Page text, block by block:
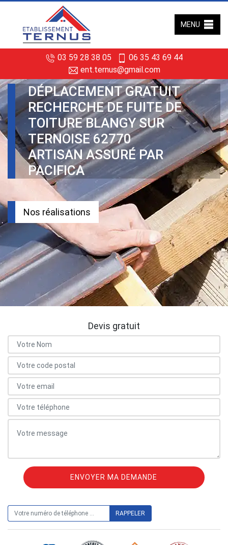
03 59 28 38 05
06 35 43 69 44
ent.ternus@gmail.com
MENU
DÉPLACEMENT GRATUIT
RECHERCHE DE FUITE DE
TOITURE BLANGY SUR
TERNOISE 62770
ARTISAN ASSURÉ PAR
PACIFICA
Nos réalisations
Devis gratuit